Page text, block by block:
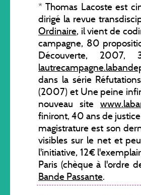
* Thomas Lacoste est
dirigé la revue
Ordinaire, il vient de
campagne, 80
Découverte,
dans la série
(2007) et Une peine
nouveau site
finiront, 40 ans de
magistrature est son
visibles sur le net et
l'initiative, 12€
Paris (chèque à l'ordre
Bande Passante.